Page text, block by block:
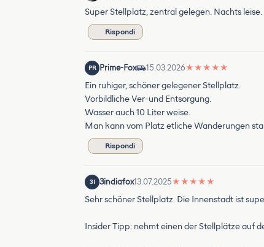
Super Stellplatz, zentral gelegen. Nachts leise.
Rispondi
PR Prime-Fox 15.03.2026★ ★ ★ ★ ★
Ein ruhiger, schöner gelegener Stellplatz.
Vorbildliche Ver-und Entsorgung.
Wasser auch 10 Liter weise.
Man kann vom Platz etliche Wanderungen
Rispondi
3I 3indiafox13.07.2025★ ★ ★ ★ ★
Sehr schöner Stellplatz. Die Innenstadt ist
Insider Tipp: nehmt einen der Stellplätze auf